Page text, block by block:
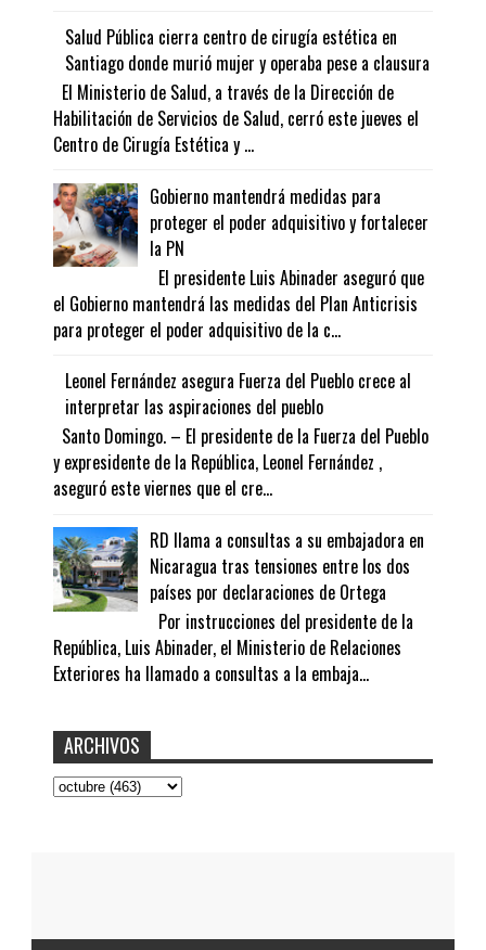
Salud Pública cierra centro de cirugía estética en
Santiago donde murió mujer y operaba pese a clausura
El Ministerio de Salud, a través de la Dirección de
Habilitación de Servicios de Salud, cerró este jueves el
Centro de Cirugía Estética y ...
Gobierno mantendrá medidas para
proteger el poder adquisitivo y fortalecer
la PN
El presidente Luis Abinader aseguró que
el Gobierno mantendrá las medidas del Plan Anticrisis
para proteger el poder adquisitivo de la c...
Leonel Fernández asegura Fuerza del Pueblo crece al
interpretar las aspiraciones del pueblo
Santo Domingo. – El presidente de la Fuerza del Pueblo
y expresidente de la República, Leonel Fernández ,
aseguró este viernes que el cre...
RD llama a consultas a su embajadora en
Nicaragua tras tensiones entre los dos
países por declaraciones de Ortega
Por instrucciones del presidente de la
República, Luis Abinader, el Ministerio de Relaciones
Exteriores ha llamado a consultas a la embaja...
ARCHIVOS